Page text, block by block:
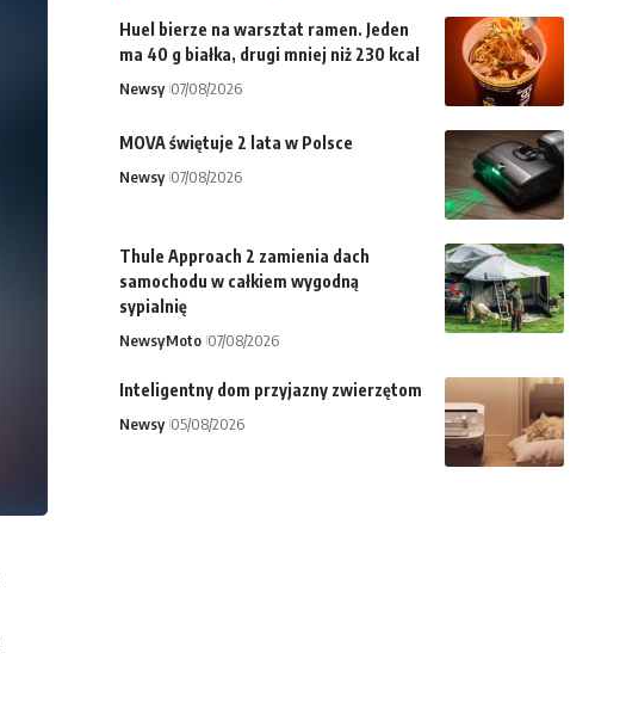
Huel bierze na warsztat ramen. Jeden
ma 40 g białka, drugi mniej niż 230 kcal
Newsy 07/08/2026
MOVA świętuje 2 lata w Polsce
Newsy 07/08/2026
Thule Approach 2 zamienia dach
samochodu w całkiem wygodną
sypialnię
NewsyMoto 07/08/2026
Inteligentny dom przyjazny zwierzętom
Newsy 05/08/2026